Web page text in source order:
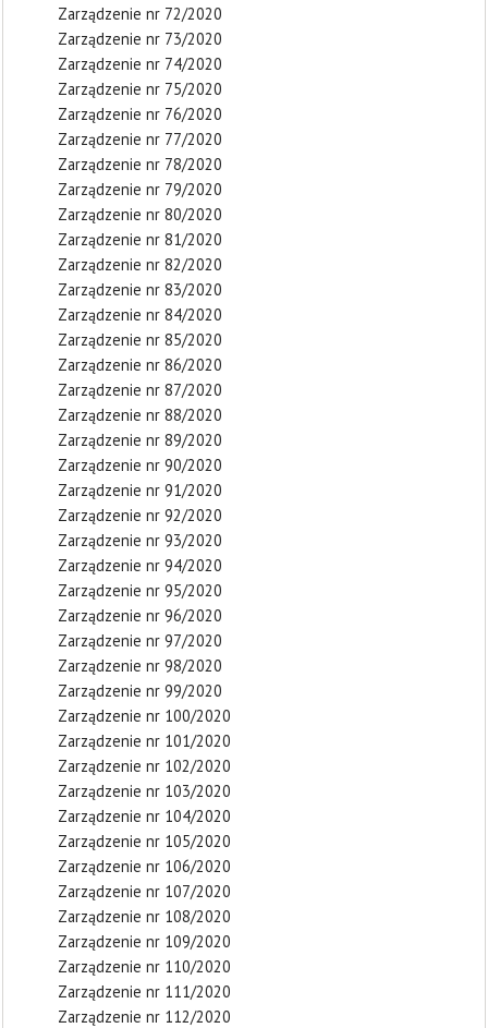
Zarządzenie nr 72/2020
Zarządzenie nr 73/2020
Zarządzenie nr 74/2020
Zarządzenie nr 75/2020
Zarządzenie nr 76/2020
Zarządzenie nr 77/2020
Zarządzenie nr 78/2020
Zarządzenie nr 79/2020
Zarządzenie nr 80/2020
Zarządzenie nr 81/2020
Zarządzenie nr 82/2020
Zarządzenie nr 83/2020
Zarządzenie nr 84/2020
Zarządzenie nr 85/2020
Zarządzenie nr 86/2020
Zarządzenie nr 87/2020
Zarządzenie nr 88/2020
Zarządzenie nr 89/2020
Zarządzenie nr 90/2020
Zarządzenie nr 91/2020
Zarządzenie nr 92/2020
Zarządzenie nr 93/2020
Zarządzenie nr 94/2020
Zarządzenie nr 95/2020
Zarządzenie nr 96/2020
Zarządzenie nr 97/2020
Zarządzenie nr 98/2020
Zarządzenie nr 99/2020
Zarządzenie nr 100/2020
Zarządzenie nr 101/2020
Zarządzenie nr 102/2020
Zarządzenie nr 103/2020
Zarządzenie nr 104/2020
Zarządzenie nr 105/2020
Zarządzenie nr 106/2020
Zarządzenie nr 107/2020
Zarządzenie nr 108/2020
Zarządzenie nr 109/2020
Zarządzenie nr 110/2020
Zarządzenie nr 111/2020
Zarządzenie nr 112/2020